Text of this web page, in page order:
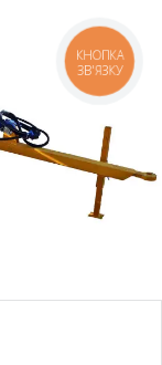
КНОПКА
ЗВ'ЯЗКУ